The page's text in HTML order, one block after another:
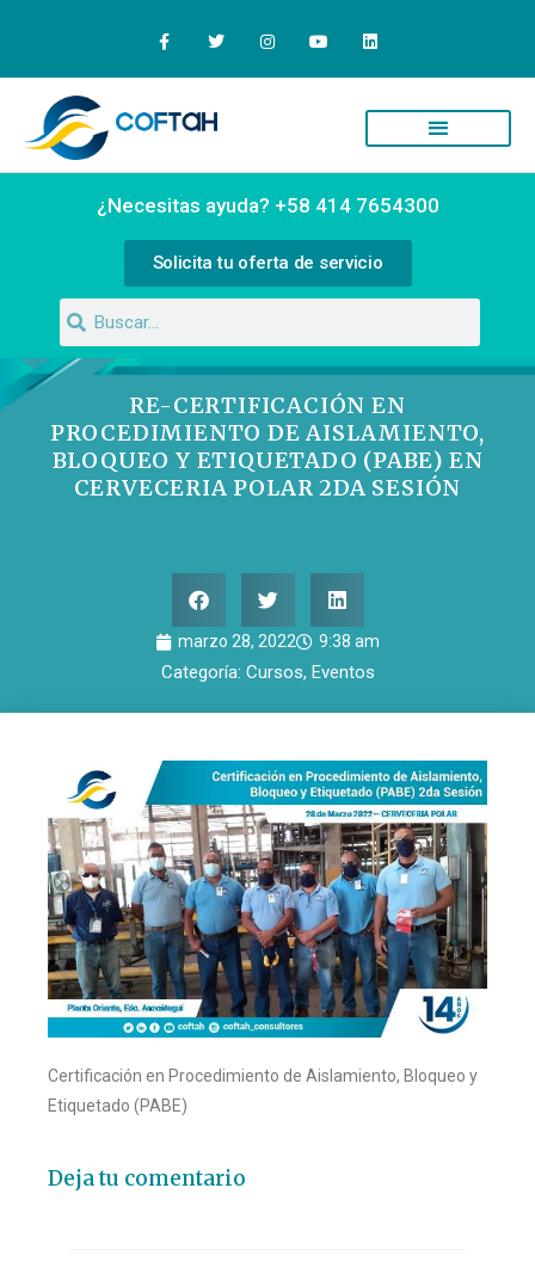
¿Necesitas ayuda? +58 414 7654300
Solicita tu oferta de servicio
RE-CERTIFICACIÓN EN
PROCEDIMIENTO DE AISLAMIENTO,
BLOQUEO Y ETIQUETADO (PABE) EN
CERVECERIA POLAR 2DA SESIÓN
marzo 28, 2022 9:38 am
Categoría: Cursos, Eventos
Certificación en Procedimiento de Aislamiento, Bloqueo y
Etiquetado (PABE)
Deja tu comentario